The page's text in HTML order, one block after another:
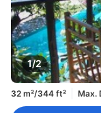
1/2
32 m²/344 ft² Max.